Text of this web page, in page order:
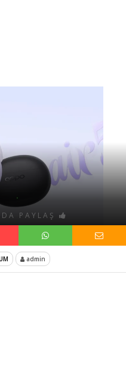
PAYLAŞ
admin